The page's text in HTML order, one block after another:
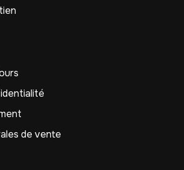
de vente